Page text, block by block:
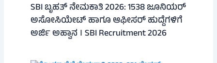
SBI ಬೃಹತ್ ನೇಮಕಾತಿ 2026: 1538 ಜೂನಿಯರ್
ಅಸೋಸಿಯೇಟ್ ಹಾಗೂ ಆಫೀಸರ್ ಹುದ್ದೆಗಳಿಗೆ
ಅರ್ಜಿ ಅಹ್ವಾನ । SBI Recruitment 2026